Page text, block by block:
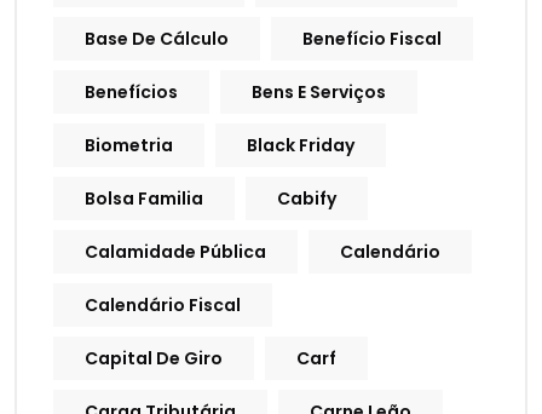
Base De Cálculo Benefício Fiscal
Benefícios Bens E Serviços
Biometria Black Friday
Bolsa Familia Cabify
Calamidade Pública Calendário
Calendário Fiscal
Capital De Giro Carf